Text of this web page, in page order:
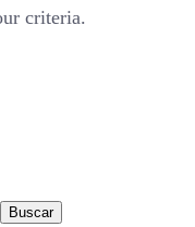
criteria.
Buscar